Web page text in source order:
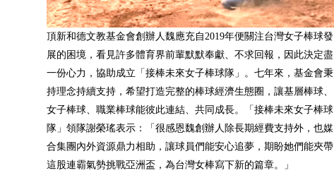
頂新和德文教基金會創辦人魏應充自2019年便關注台灣女子棒球發
展的困境，看見許多體育界前輩默默奉獻、不求回報，因此決定盡
一份心力，協助成立「接棒未來女子棒球隊」。七年來，基金會秉
持理念持續支持，希望打造完整的棒球經濟生態圈，讓基層棒球、
女子棒球、職業棒球能彼此連結、共同成長。「接棒未來女子棒球
隊」領隊謝榮瑤表示：「很感恩魏創辦人除長期經費支持外，也媒
合集團內外資源鼎力相助，讓球員們能安心追夢，期盼她們能夾帶
這股連霸氣勢挑戰亞洲盃，為台灣女棒寫下新的篇章。」